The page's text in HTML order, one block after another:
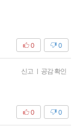
0
0
신고 | 공감 확인
0
0